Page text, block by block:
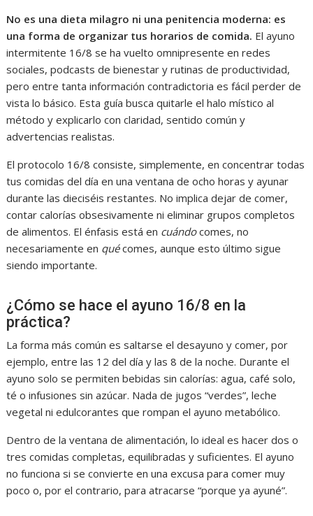
No es una dieta milagro ni una penitencia moderna: es
una forma de organizar tus horarios de comida. El ayuno
intermitente 16/8 se ha vuelto omnipresente en redes
sociales, podcasts de bienestar y rutinas de productividad,
pero entre tanta información contradictoria es fácil perder de
vista lo básico. Esta guía busca quitarle el halo místico al
método y explicarlo con claridad, sentido común y
advertencias realistas.
El protocolo 16/8 consiste, simplemente, en concentrar todas
tus comidas del día en una ventana de ocho horas y ayunar
durante las dieciséis restantes. No implica dejar de comer,
contar calorías obsesivamente ni eliminar grupos completos
de alimentos. El énfasis está en cuándocomes, no
necesariamente en quécomes, aunque esto último sigue
siendo importante.
¿Cómo se hace el ayuno 16/8 en la
práctica?
La forma más común es saltarse el desayuno y comer, por
ejemplo, entre las 12 del día y las 8 de la noche. Durante el
ayuno solo se permiten bebidas sin calorías: agua, café solo,
té o infusiones sin azúcar. Nada de jugos “verdes”, leche
vegetal ni edulcorantes que rompan el ayuno metabólico.
Dentro de la ventana de alimentación, lo ideal es hacer dos o
tres comidas completas, equilibradas y suficientes. El ayuno
no funciona si se convierte en una excusa para comer muy
poco o, por el contrario, para atracarse “porque ya ayuné”.